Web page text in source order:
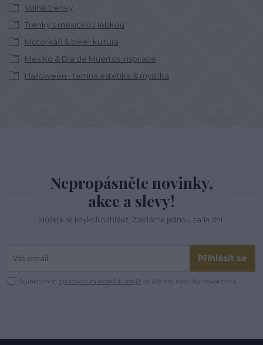
Volné trenky
Trenky s mexickou lebkou
Motorkáři & biker kultura
Mexiko & Día de Muertos inspirace
Halloween - temná estetika & mystika
Nepropásněte novinky,
akce a slevy!
Můžete se kdykoli odhlásit. Zasíláme jednou za 14 dní.
Přihlásit se
Souhlasím se zpracováním osobních údajů za účelem rozesílky newsletteru.